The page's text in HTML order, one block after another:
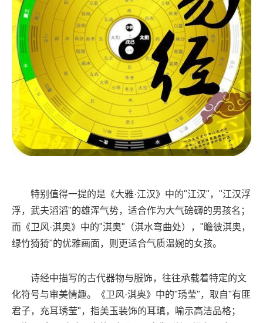
特别值得一提的是《大雅·江汉》中的"江汉"，"江汉浮
浮，武夫滔滔"的雄浑气势，适合作为大气磅礴的男孩名；
而《卫风·淇奥》中的"淇奥"（淇水弯曲处），"瞻彼淇奥，
绿竹猗猗"的优雅画面，则更适合气质温婉的女孩。
诗经中描写的古代器物与服饰，往往承载着特定的文
化符号与审美情趣。《卫风·淇奥》中的"琇莹"，取自"有匪
君子，充耳琇莹"，指美玉装饰的耳瑱，喻示高洁品格；